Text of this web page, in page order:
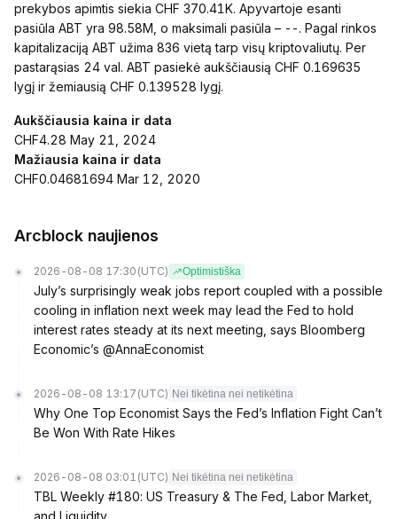
prekybos apimtis siekia CHF 370.41K. Apyvartoje esanti
pasiūla ABT yra 98.58M, o maksimali pasiūla – --. Pagal rinkos
kapitalizaciją ABT užima 836 vietą tarp visų kriptovaliutų. Per
pastarąsias 24 val. ABT pasiekė aukščiausią CHF 0.169635
lygį ir žemiausią CHF 0.139528 lygį.
Aukščiausia kaina ir data
CHF4.28 May 21, 2024
Mažiausia kaina ir data
CHF0.04681694 Mar 12, 2020
Arcblock naujienos
2026-08-08 17:30 (UTC) Optimistiška
July’s surprisingly weak jobs report coupled with a possible
cooling in inflation next week may lead the Fed to hold
interest rates steady at its next meeting, says Bloomberg
Economic’s @AnnaEconomist
2026-08-08 13:17 (UTC) Nei tikėtina nei netikėtina
Why One Top Economist Says the Fed’s Inflation Fight Can’t
Be Won With Rate Hikes
2026-08-08 03:01 (UTC) Nei tikėtina nei netikėtina
TBL Weekly #180: US Treasury & The Fed, Labor Market,
and Liquidity